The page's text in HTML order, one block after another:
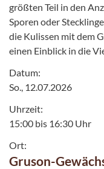
größten Teil in den
Sporen oder
die Kulissen mit dem
einen Einblick in die
Datum:
So., 12.07.2026
Uhrzeit:
15:00 bis 16:30 Uhr
Ort:
Gruson-